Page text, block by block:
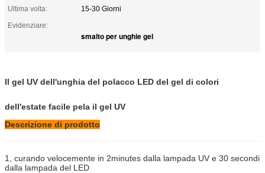
Ultima volta:
15-30 Giorni
Evidenziare:
smalto per unghie gel
Il gel UV dell'unghia del polacco LED del gel di colori
dell'estate facile pela il gel UV
Descrizione di prodotto
1, curando velocemente in 2minutes dalla lampada UV e 30 secondi
dalla lampada del LED